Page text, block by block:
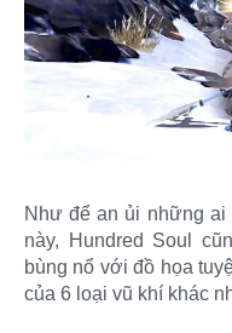
Như để an ủi những ai
này, Hundred Soul
bùng nổ với đồ họa
của 6 loại vũ khí khác